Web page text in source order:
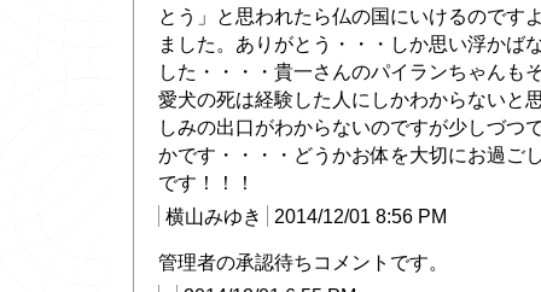
とう」と思われたら仏の国にいけるのです
ました。ありがとう・・・しか思い浮かば
した・・・・貴一さんのパイランちゃんも
愛犬の死は経験した人にしかわからないと
しみの出口がわからないのですが少しづつ
かです・・・・どうかお体を大切にお過ご
です！！！
横山みゆき
2014/12/01 8:56 PM
管理者の承認待ちコメントです。